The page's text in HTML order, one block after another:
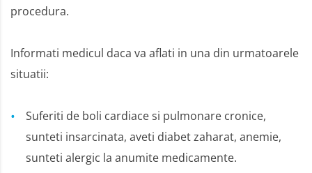
procedura.
Informati medicul daca va aflati in una din urmatoarele
situatii:
Suferiti de boli cardiace si pulmonare cronice,
sunteti insarcinata, aveti diabet zaharat, anemie,
sunteti alergic la anumite medicamente.